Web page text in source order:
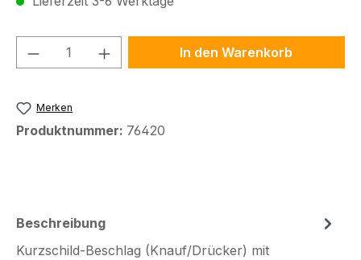
Produkt Anzahl: Gib denIn den Warenkorb
Merken
Produktnummer: 76420
Beschreibung
Kurzschild-Beschlag (Knauf/Drücker) mit